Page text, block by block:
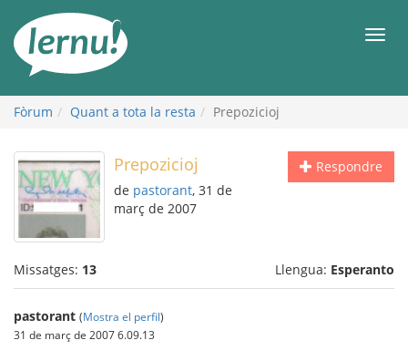
contingut
Fòrum Quant a tota la resta Prepozicioj
Respondre
Prepozicioj
de pastorant, 31 de
març de 2007
Missatges: 13 Llengua: Esperanto
pastorant (Mostra el perfil)
31 de març de 2007 6.09.13